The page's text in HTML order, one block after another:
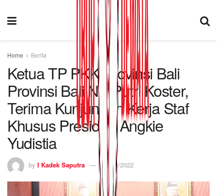
Home Berita
Ketua TP PKK Provinsi Bali
Provinsi Bali Ny. Putri Koster,
Terima Kunjungan Kerja Staf
Khusus Presiden Angkie
Yudistia
by I Kadek Saputra 07/04/2022